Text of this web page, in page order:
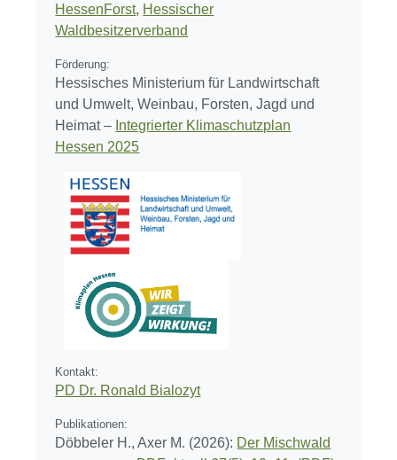
HessenForst, Hessischer
Waldbesitzerverband
Förderung:
Hessisches Ministerium für Landwirtschaft
und Umwelt, Weinbau, Forsten, Jagd und
Heimat – Integrierter Klimaschutzplan
Hessen 2025
Kontakt:
PD Dr. Ronald Bialozyt
Publikationen:
Döbbeler H., Axer M. (2026): Der Mischwald